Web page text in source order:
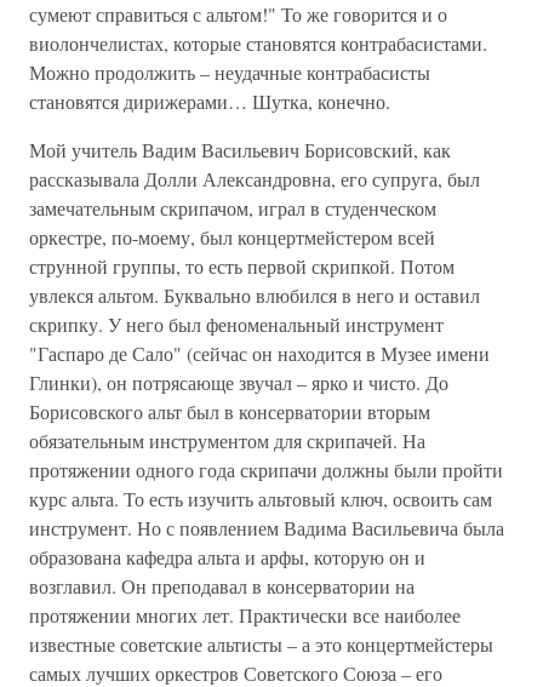
сумеют справиться с альтом!" То же говорится и о
виолончелистах, которые становятся контрабасистами.
Можно продолжить – неудачные контрабасисты
становятся дирижерами… Шутка, конечно.
Мой учитель Вадим Васильевич Борисовский, как
рассказывала Долли Александровна, его супруга, был
замечательным скрипачом, играл в студенческом
оркестре, по-моему, был концертмейстером всей
струнной группы, то есть первой скрипкой. Потом
увлекся альтом. Буквально влюбился в него и оставил
скрипку. У него был феноменальный инструмент
"Гаспаро де Сало" (сейчас он находится в Музее имени
Глинки), он потрясающе звучал – ярко и чисто. До
Борисовского альт был в консерватории вторым
обязательным инструментом для скрипачей. На
протяжении одного года скрипачи должны были пройти
курс альта. То есть изучить альтовый ключ, освоить сам
инструмент. Но с появлением Вадима Васильевича была
образована кафедра альта и арфы, которую он и
возглавил. Он преподавал в консерватории на
протяжении многих лет. Практически все наиболее
известные советские альтисты – а это концертмейстеры
самых лучших оркестров Советского Союза – его